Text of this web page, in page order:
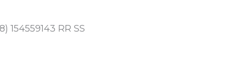
RR SS